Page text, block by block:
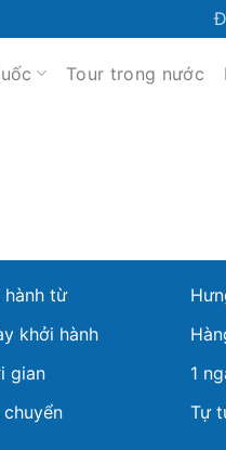
Tour trong nước
hành từ
khởi hành
gian
1
chuyển
Tự